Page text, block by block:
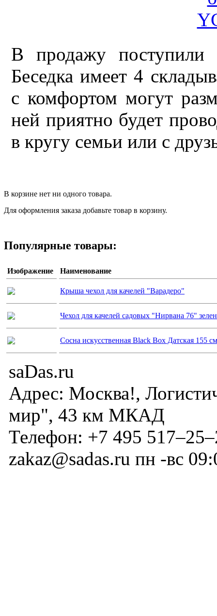
В продажу поступили
Беседка имеет 4
с комфортом могут
ней приятно будет
в кругу семьи или с
В корзине нет ни одного товара.
Для оформления заказа добавьте товар в корзину.
Популярные товары:
Изображение Наименование
Крыша чехол для качелей "Варадеро"
Чехол для качелей садовых "Нирвана 76"
Сосна искусственная Black Box Датская 155 см
saDas.ru
Адрес: Москва!,
мир", 43 км МКАД
Телефон: +7 495
zakaz@sadas.ru пн -вс